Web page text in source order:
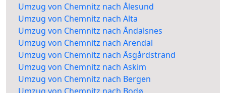
Umzug von Chemnitz nach Ålesund
Umzug von Chemnitz nach Alta
Umzug von Chemnitz nach Åndalsnes
Umzug von Chemnitz nach Arendal
Umzug von Chemnitz nach Åsgårdstrand
Umzug von Chemnitz nach Askim
Umzug von Chemnitz nach Bergen